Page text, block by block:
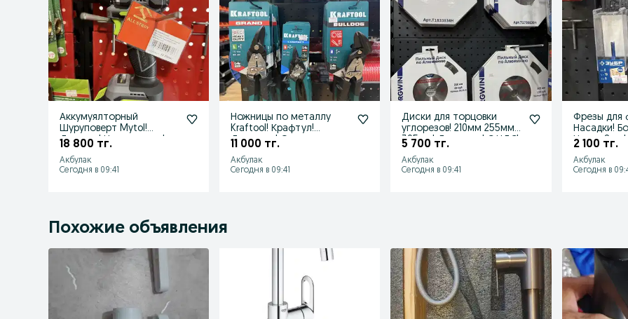
Аккумуялторный
Шуруповерт Mytol!
Досавка! Низкие цены!
18 800 тг.
Акбулак
Сегодня в 09:41
Ножницы по металлу
Kraftool! Крафтул!
Доставка! Открыты до
11 000 тг.
Акбулак
Сегодня в 09:41
Диски для торцовки
углорезов! 210мм 255мм
305мм! Доставка! С НДС!
5 700 тг.
Акбулак
Сегодня в 09:41
Фрезы для
Насадки!
Цанга 8мм!
2 100 тг.
Акбулак
Сегодня в
Похожие объявления